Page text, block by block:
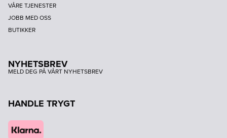
VÅRE TJENESTER
JOBB MED OSS
BUTIKKER
NYHETSBREV
MELD DEG PÅ VÅRT NYHETSBREV
HANDLE TRYGT